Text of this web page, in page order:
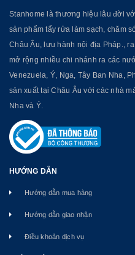
Stanhome là thương hiệu lâu đời
sản phẩm tẩy rửa làm sạch, chăm
Châu Âu, lưu hành nội địa Pháp.,
mở rộng nhiều chi nhánh ra các
Venezuela, Ý, Nga, Tây Ban Nha,
sản xuất tại Châu Âu với các nhà
Nha và Ý.
HƯỚNG DẪN
Hướng dẫn mua hàng
Hướng dẫn giao nhận
Điều khoản dịch vụ